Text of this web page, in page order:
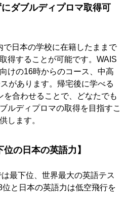
にダブルディプロマ取得可
で日本の学校に在籍したままで
得することが可能です。WAIS
けの16時からのコース、中高
があります。帰宅後に学べる
を合わせることで、どなたでも
ルディプロマの取得を目指すこ
します。
位の日本の英語力】
最下位、世界最大の英語テス
位と日本の英語力は低空飛行を